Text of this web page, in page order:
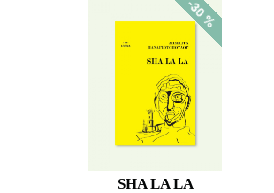
-30 %
SHA LA LA